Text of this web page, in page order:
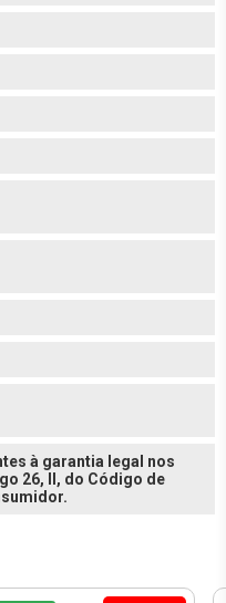
à garantia legal nos
26, II, do Código de